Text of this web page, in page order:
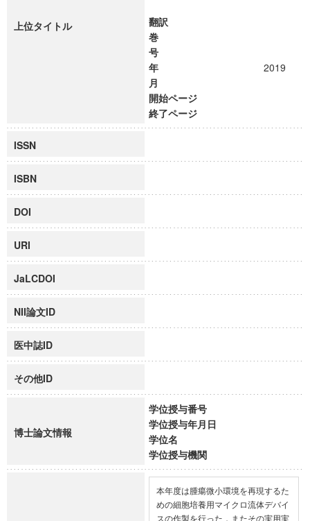
上位タイトル
翻訳
巻
号
年
2019
月
開始ページ
終了ページ
ISSN
ISBN
DOI
URI
JaLCDOI
NII論文ID
医中誌ID
その他ID
博士論文情報
学位授与番号
学位授与年月日
学位名
学位授与機関
本年度は腫瘍微小環境を再現するた
めの細胞培養用マイクロ流体デバイ
スの作製を行った．またその実用実